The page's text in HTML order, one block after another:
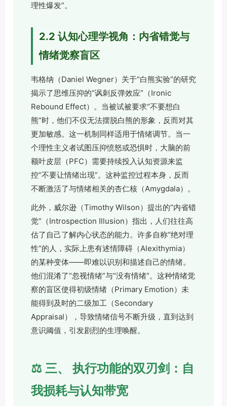
理性爆发”。
2.2 认知心理学视角：内省错觉与
情绪觉察盲区
韦格纳（Daniel Wegner）关于“白熊实验”的研究
揭示了思维压抑的“讽刺反弹效应”（Ironic
Rebound Effect）。当被试被要求“不要想白
熊”时，他们不仅无法摆脱白熊的形象，反而对其
更加敏感。这一机制同样适用于情绪调节。当一
个理性主义者试图压抑愤怒或恐惧时，大脑的前
额叶皮层（PFC）需要持续投入认知资源来监
控“不要让情绪出现”。这种监控过程本身，反而
不断激活了与情绪相关的杏仁核（Amygdala）。
此外，威尔逊（Timothy Wilson）提出的“内省错
觉”（Introspection Illusion）指出，人们往往高
估了自己了解内心状态的能力。许多自称“绝对理
性”的人，实际上患有述情障碍（Alexithymia）
的某种变体——即难以识别和描述自己的情绪。
他们混淆了“忽视情绪”与“没有情绪”。这种情绪觉
察的盲区使得初级情绪（Primary Emotion）未
能得到及时的二级加工（Secondary
Appraisal），导致情绪信号不断升级，直到达到
意识阈值，引发剧烈的生理唤醒。
⚖️ 三、 执行功能的双刃剑：自
我损耗与认知带宽